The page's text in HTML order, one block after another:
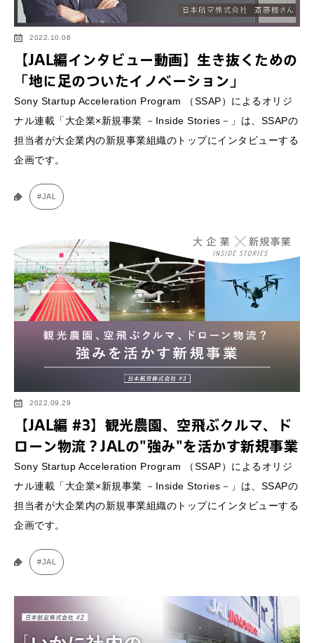
2022.10.06
【JAL編インタビュー動画】生き抜くための
「地に足のついたイノベーション」
Sony Startup Acceleration Program （SSAP）によるオリジ
ナル連載「大企業×新規事業 －Inside Stories－」は、SSAPの
担当者が大企業内の新規事業組織のトップにインタビューする
企画です。
#JAL
2022.09.29
【JAL編 #3】観光農園、空飛ぶクルマ、ド
ローン物流？JALの"強み"を活かす新規事業
Sony Startup Acceleration Program （SSAP）によるオリジ
ナル連載「大企業×新規事業 －Inside Stories－」は、SSAPの
担当者が大企業内の新規事業組織のトップにインタビューする
企画です。
#JAL